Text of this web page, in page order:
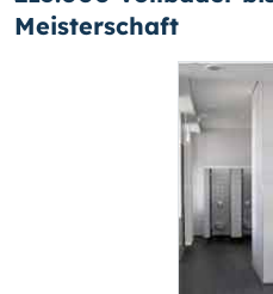
Meisterschaft